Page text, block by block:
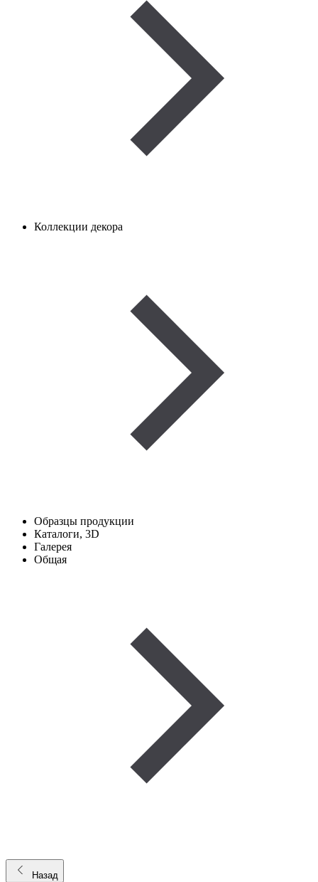
Коллекции декора
Образцы продукции
Каталоги, 3D
Галерея
Общая
Назад